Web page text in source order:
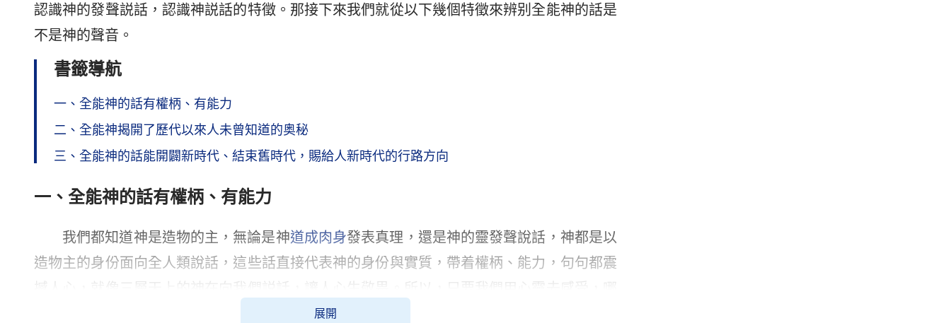
認識神的發聲説話，認識神説話的特徵。那接下來我們就從以下幾個特徵來辨别全能神的話是
不是神的聲音。
書籤導航
一、全能神的話有權柄、有能力
二、全能神揭開了歷代以來人未曾知道的奥秘
三、全能神的話能開闢新時代、結束舊時代，賜給人新時代的行路方向
一、全能神的話有權柄、有能力
我們都知道神是造物的主，無論是神道成肉身發表真理，還是神的靈發聲說話，神都是以
造物主的身份面向全人類說話，這些話直接代表神的身份與實質，帶着權柄、能力，句句都震
怕不明白神話語的内涵之意，但一聽就能感覺到神的話有權柄、有能力。
展開